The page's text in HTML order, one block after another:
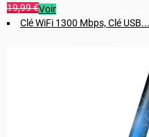
19,99 €Voir
Clé WiFi 1300 Mbps, Clé USB...